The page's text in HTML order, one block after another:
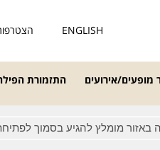
ENGLISH
מופעים/אירועים התזמורת
מומלץ להגיע בסמוך לפתיחת